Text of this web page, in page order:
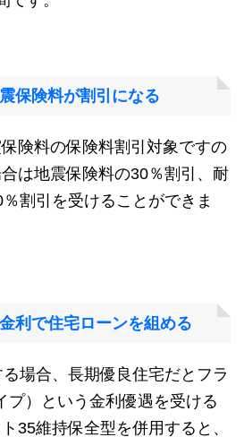
保険料が割引になる
険料の保険料割引対象ですの
は地震保険料の30％割引、耐
割引を受けることができま
利で住宅ローンを組める
場合、長期優良住宅だとフラ
プ）という金利優遇を受ける
35維持保全型を併用すると、